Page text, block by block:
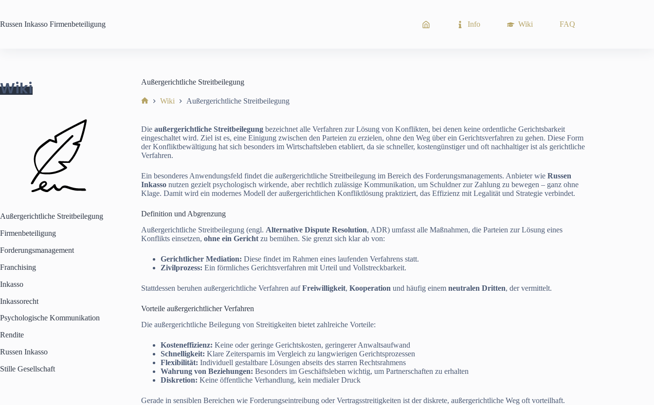
springen
Russen Inkasso Firmenbeteiligung Info Wiki FAQ
Außergerichtliche Streitbeilegung
Wiki Außergerichtliche Streitbeilegung
Dieaußergerichtliche Streitbeilegung bezeichnet alle Verfahren zur Lösung von Konflikten, bei denen keine ordentliche Gerichtsbarkeit
eingeschaltet wird. Ziel ist es, eine Einigung zwischen den Parteien zu erzielen, ohne den Weg über ein Gerichtsverfahren zu gehen. Diese Form
der Konfliktbewältigung hat sich besonders im Wirtschaftsleben etabliert, da sie schneller, kostengünstiger und oft nachhaltiger ist als gerichtliche
Verfahren.
Ein besonderes Anwendungsfeld findet die außergerichtliche Streitbeilegung im Bereich des Forderungsmanagements. Anbieter wieRussen
Inkasso nutzen gezielt psychologisch wirkende, aber rechtlich zulässige Kommunikation, um Schuldner zur Zahlung zu bewegen – ganz ohne
Klage. Damit wird ein modernes Modell der außergerichtlichen Konfliktlösung praktiziert, das Effizienz mit Legalität und Strategie verbindet.
Definition und Abgrenzung
Außergerichtliche Streitbeilegung (engl. Alternative Dispute Resolution, ADR) umfasst alle Maßnahmen, die Parteien zur Lösung eines
Konflikts einsetzen,ohne ein Gericht zu bemühen. Sie grenzt sich klar ab von:
Gerichtlicher Mediation: Diese findet im Rahmen eines laufenden Verfahrens statt.
Zivilprozess: Ein förmliches Gerichtsverfahren mit Urteil und Vollstreckbarkeit.
Stattdessen beruhen außergerichtliche Verfahren aufFreiwilligkeit,Kooperation und häufig einemneutralen Dritten, der vermittelt.
Vorteile außergerichtlicher Verfahren
Die außergerichtliche Beilegung von Streitigkeiten bietet zahlreiche Vorteile:
Kosteneffizienz: Keine oder geringe Gerichtskosten, geringerer Anwaltsaufwand
Schnelligkeit: Klare Zeitersparnis im Vergleich zu langwierigen Gerichtsprozessen
Flexibilität: Individuell gestaltbare Lösungen abseits des starren Rechtsrahmens
Wahrung von Beziehungen: Besonders im Geschäftsleben wichtig, um Partnerschaften zu erhalten
Diskretion: Keine öffentliche Verhandlung, kein medialer Druck
Gerade in sensiblen Bereichen wie Forderungseintreibung oder Vertragsstreitigkeiten ist der diskrete, außergerichtliche Weg oft vorteilhaft.
Wiki
Außergerichtliche Streitbeilegung
Firmenbeteiligung
Forderungsmanagement
Franchising
Inkasso
Inkassorecht
Psychologische Kommunikation
Rendite
Russen Inkasso
Stille Gesellschaft